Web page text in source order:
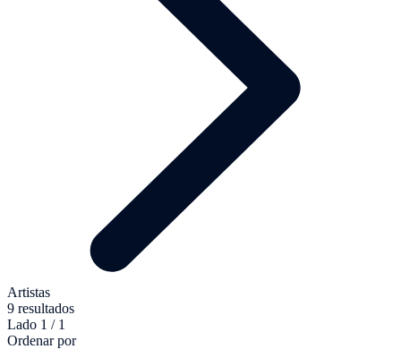
Artistas
9 resultados
Lado 1 / 1
Ordenar por